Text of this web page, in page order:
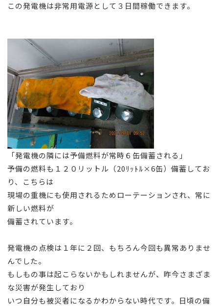
この発電機は非常用電源として３日間稼働できます。
「発電機の隣には予備燃料が常時６缶備蓄される」
予備の燃料も１２０リットル（20ﾘｯﾄﾙ×6缶）備蓄してお
り、こちらは
現場の重機にも使用されるためローテーションされ、常に
新しい燃料が
備蓄されています。
発電機の点検は１年に２回、もちろん今回も異常ありませ
んでした。
もしもの事は起こらないかもしれませんが、昨今さまざま
な災害が発生しており
いつ自分も被災者になるかわからない時代です。日頃の備